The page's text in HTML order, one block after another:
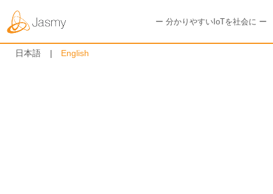
ー 分かりやすいIoTを社会に ー
日本語 English